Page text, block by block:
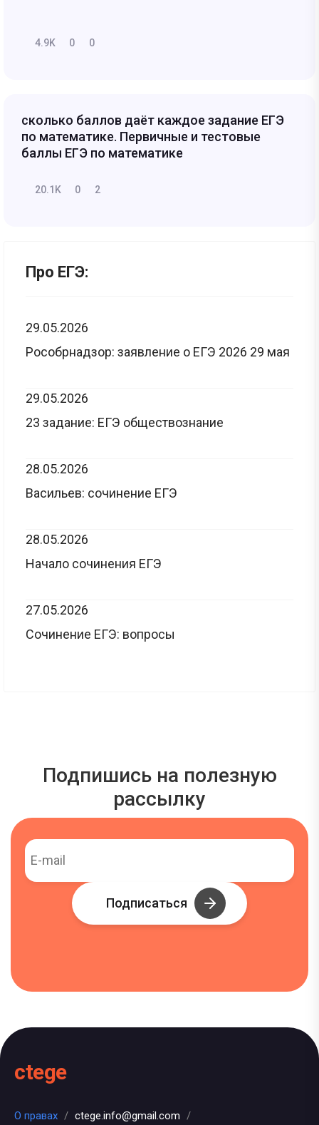
4.9K 0 0
сколько баллов даёт каждое задание ЕГЭ
по математике. Первичные и тестовые
баллы ЕГЭ по математике
20.1K 0 2
Про ЕГЭ:
29.05.2026
Рособрнадзор: заявление о ЕГЭ 2026 29 мая
29.05.2026
23 задание: ЕГЭ обществознание
28.05.2026
Васильев: сочинение ЕГЭ
28.05.2026
Начало сочинения ЕГЭ
27.05.2026
Сочинение ЕГЭ: вопросы
Подпишись на полезную
рассылку
Подписаться
ctege
О правах / ctege.info@gmail.com /